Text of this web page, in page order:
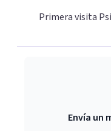
Primera visita
Envía un